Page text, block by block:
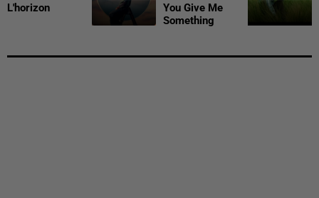
L'horizon
You Give Me
Something